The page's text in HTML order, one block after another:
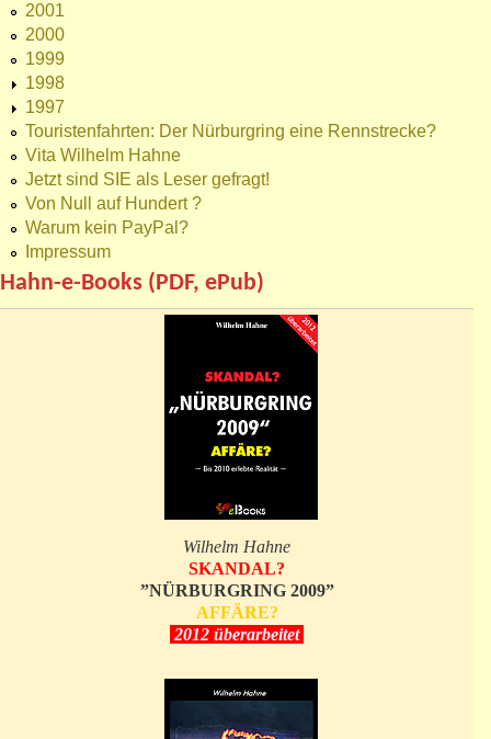
2001
2000
1999
1998
1997
Touristenfahrten: Der Nürburgring eine Rennstrecke?
Vita Wilhelm Hahne
Jetzt sind SIE als Leser gefragt!
Von Null auf Hundert ?
Warum kein PayPal?
Impressum
Hahn-e-Books (PDF, ePub)
Wilhelm Hahne
SKANDAL?
”NÜRBURGRING 2009”
AFFÄRE?
2012 überarbeitet